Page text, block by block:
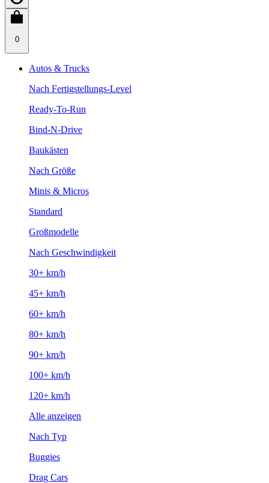
0
Autos & Trucks
Nach Fertigstellungs-Level
Ready-To-Run
Bind-N-Drive
Baukästen
Nach Größe
Minis & Micros
Standard
Großmodelle
Nach Geschwindigkeit
30+ km/h
45+ km/h
60+ km/h
80+ km/h
90+ km/h
100+ km/h
120+ km/h
Alle anzeigen
Nach Typ
Buggies
Drag Cars